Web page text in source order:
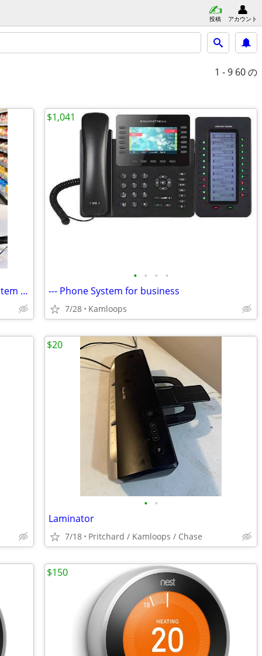
投稿 アカウント
1 - 9 60 の
Ranger POS - Complete Point of sale system for any form of Business
• • • •
--- Phone System for business
7/28 Kamloops
$1,041
• •
Laminator
7/18 Pritchard / Kamloops / Chase
$20
$150